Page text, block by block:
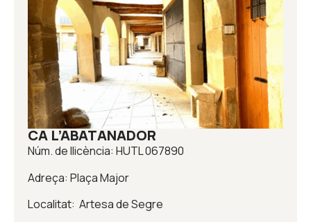
CA L’ABATANADOR
Núm. de llicència: HUTL 067890
Adreça: Plaça Major
Localitat: Artesa de Segre